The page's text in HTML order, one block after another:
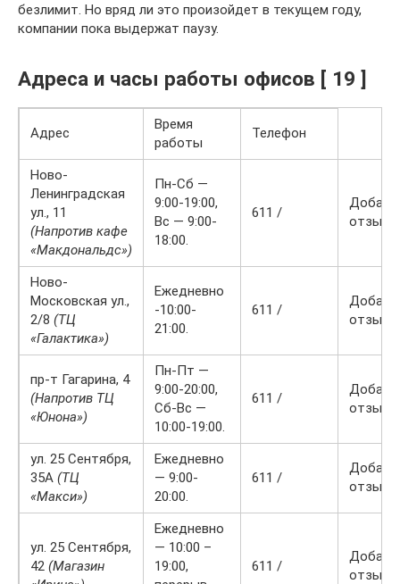
безлимит. Но вряд ли это произойдет в текущем году,
компании пока выдержат паузу.
Адреса и часы работы офисов [ 19 ]
Адрес
Время
работы
Телефон
Ново-
Ленинградская
ул., 11
(Напротив кафе
«Макдональдс»)
Пн-Сб —
9:00-19:00,
Вс — 9:00-
18:00.
611 /
отзыв
Ново-
Московская ул.,
2/8 (ТЦ
«Галактика»)
Ежедневно
-10:00-
21:00.
611 /
отзыв
пр-т Гагарина, 4
(Напротив ТЦ
«Юнона»)
Пн-Пт —
9:00-20:00,
Сб-Вс —
10:00-19:00.
611 /
отзыв
ул. 25 Сентября,
35А (ТЦ
«Макси»)
Ежедневно
— 9:00-
20:00.
611 /
отзыв
ул. 25 Сентября,
42 (Магазин
Ежедневно
— 10:00 –
19:00,
611 /
отзыв